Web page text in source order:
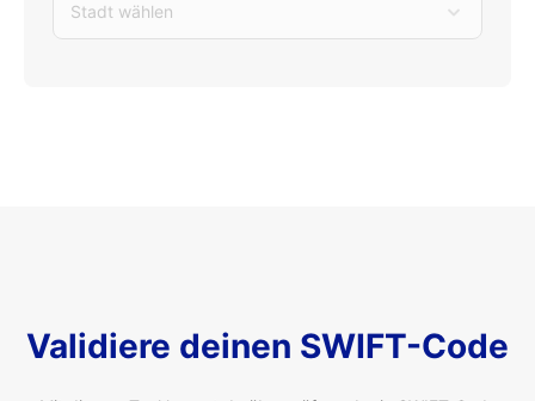
Stadt wählen
Validiere deinen SWIFT-Code